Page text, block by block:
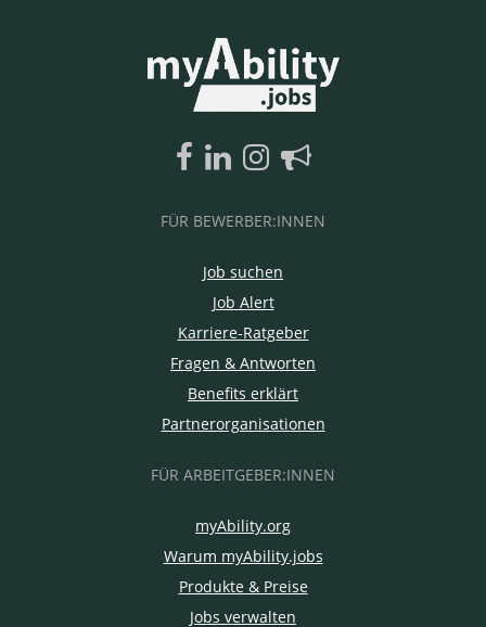
FÜR BEWERBER:INNEN
Job suchen
Job Alert
Karriere-Ratgeber
Fragen & Antworten
Benefits erklärt
Partnerorganisationen
FÜR ARBEITGEBER:INNEN
myAbility.org
Warum myAbility.jobs
Produkte & Preise
Jobs verwalten